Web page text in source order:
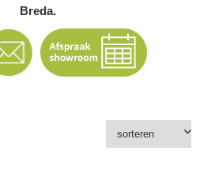
Breda.